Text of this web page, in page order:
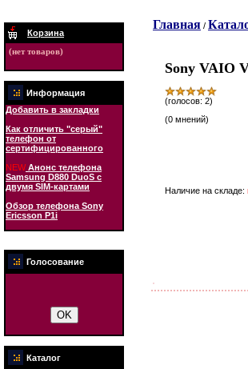
Корзина
(нет товаров)
Информация
Добавить в закладки
Как отличить "серый"
телефон от
сертифицированного
NEWАнонс телефона
Samsung D880 DuoS с
двумя SIM-картами
Обзор телефона Sony
Ericsson P1i
Голосование
Каталог
Главная /
Sony VAIO
(голосов: 2)
(0 мнений)
Наличие на складе: